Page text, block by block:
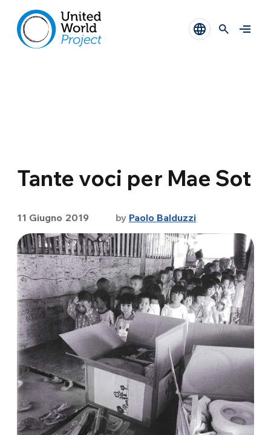
Tante voci per Mae Sot
11 Giugno 2019 by Paolo Balduzzi